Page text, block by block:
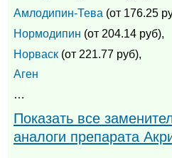
Амлодипин-Тева (от 176.25
Нормодипин (от 204.14 руб),
Норваск (от 221.77 руб),
Аген
…
Показать все
аналоги препарата